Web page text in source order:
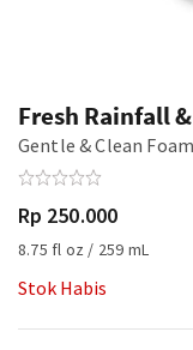
Fresh Rainfall
Gentle & Clean
Rp 250.000
8.75 fl oz / 259 mL
Stok Habis